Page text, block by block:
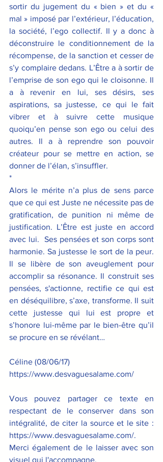
sortir du jugement du « bien » et du «
mal » imposé par l’extérieur, l’éducation,
la société, l’ego collectif. Il y a donc à
déconstruire le conditionnement de la
récompense, de la sanction et cesser de
s’y complaire dedans. L’Être a à sortir de
l’emprise de son ego qui le cloisonne. Il
a à revenir en lui, ses désirs, ses
aspirations, sa justesse, ce qui le fait
vibrer et à suivre cette musique
quoiqu’en pense son ego ou celui des
autres. Il a à reprendre son pouvoir
créateur pour se mettre en action, se
donner de l’élan, s’insuffler.
*
Alors le mérite n’a plus de sens parce
que ce qui est Juste ne nécessite pas de
gratification, de punition ni même de
justification. L’Être est juste en accord
avec lui.  Ses pensées et son corps sont
harmonie. Sa justesse le sort de la peur.
Il se libère de son aveuglement pour
accomplir sa résonance. Il construit ses
pensées, s'actionne, rectifie ce qui est
en déséquilibre, s’axe, transforme. Il suit
cette justesse qui lui est propre et
s’honore lui-même par le bien-être qu’il
se procure en se révélant…
Céline (08/06/17)
https://www.desvaguesalame.com/
Vous pouvez partager ce texte en
respectant de le conserver dans son
intégralité, de citer la source et le site :
https://www.desvaguesalame.com/.
Merci également de le laisser avec son
visuel qui l'accompagne.